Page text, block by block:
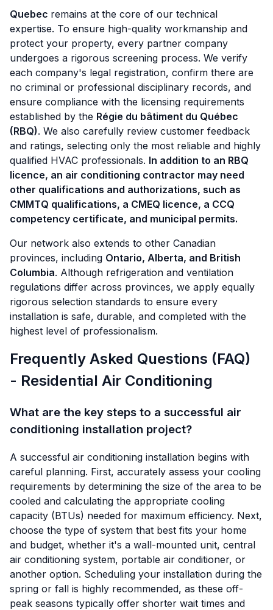
Quebec remains at the core of our technical
expertise. To ensure high-quality workmanship and
protect your property, every partner company
undergoes a rigorous screening process. We verify
each company's legal registration, confirm there are
no criminal or professional disciplinary records, and
ensure compliance with the licensing requirements
established by the Régie du bâtiment du Québec
(RBQ). We also carefully review customer feedback
and ratings, selecting only the most reliable and highly
qualified HVAC professionals. In addition to an RBQ
licence, an air conditioning contractor may need
other qualifications and authorizations, such as
CMMTQ qualifications, a CMEQ licence, a CCQ
competency certificate, and municipal permits.
Our network also extends to other Canadian
provinces, including Ontario, Alberta, and British
Columbia. Although refrigeration and ventilation
regulations differ across provinces, we apply equally
rigorous selection standards to ensure every
installation is safe, durable, and completed with the
highest level of professionalism.
Frequently Asked Questions (FAQ)
- Residential Air Conditioning
What are the key steps to a successful air
conditioning installation project?
A successful air conditioning installation begins with
careful planning. First, accurately assess your cooling
requirements by determining the size of the area to be
cooled and calculating the appropriate cooling
capacity (BTUs) needed for maximum efficiency. Next,
choose the type of system that best fits your home
and budget, whether it's a wall-mounted unit, central
air conditioning system, portable air conditioner, or
another option. Scheduling your installation during the
spring or fall is highly recommended, as these off-
peak seasons typically offer shorter wait times and